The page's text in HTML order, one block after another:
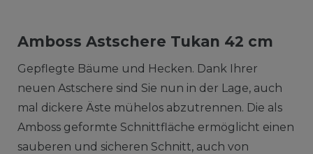
Amboss Astschere Tukan 42 cm
Gepflegte Bäume und Hecken. Dank Ihrer
neuen Astschere sind Sie nun in der Lage, auch
mal dickere Äste mühelos abzutrennen. Die als
Amboss geformte Schnittfläche ermöglicht einen
sauberen und sicheren Schnitt, auch von